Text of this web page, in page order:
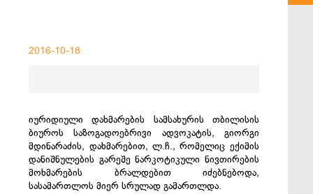
2016-10-18
იურიდიული დახმარების სამსახურის თბილისის
ბიუროს საზოგადოებრივი ადვოკატის, გიორგი
მდინარაძის, დახმარებით, ლ.ჩ., რომელიც ექიმის
დანიშნულების გარეშე ნარკოტიკული ნივთირების
მოხმარების ბრალდებით იძებნებოდა,
სასამართლოს მიერ სრულად გამართლდა.